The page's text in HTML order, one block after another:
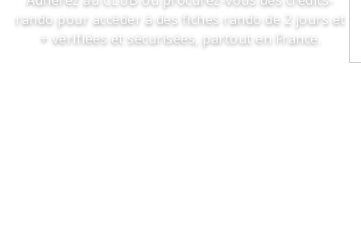
rando pour accéder à des fiches rando de 2 jours et
+ vérifiées et sécurisées, partout en France.